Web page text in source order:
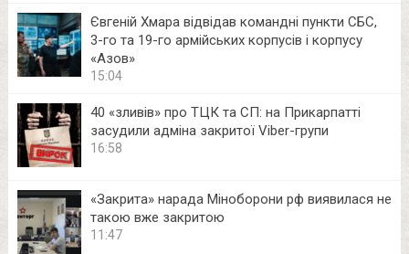
Євгеній Хмара відвідав командні пункти СБС,
3-го та 19-го армійських корпусів і корпусу
«Азов»
15:04
40 «зливів» про ТЦК та СП: на Прикарпатті
засудили адміна закритої Viber-групи
16:58
«Закрита» нарада Міноборони рф виявилася не
такою вже закритою
11:47